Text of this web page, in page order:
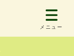
メニュー